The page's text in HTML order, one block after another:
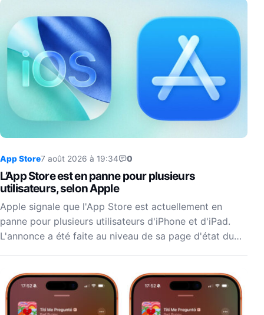
App Store7 août 2026 à 19:34 0
L’App Store est en panne pour plusieurs
utilisateurs, selon Apple
Apple signale que l'App Store est actuellement en
panne pour plusieurs utilisateurs d'iPhone et d'iPad.
L'annonce a été faite au niveau de sa page d'état du…